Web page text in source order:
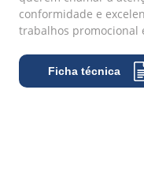
conformidade e
trabalhos promocional
Ficha técnica